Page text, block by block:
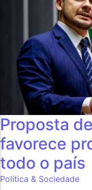
Proposta
favorece
todo o país
Política & Sociedade